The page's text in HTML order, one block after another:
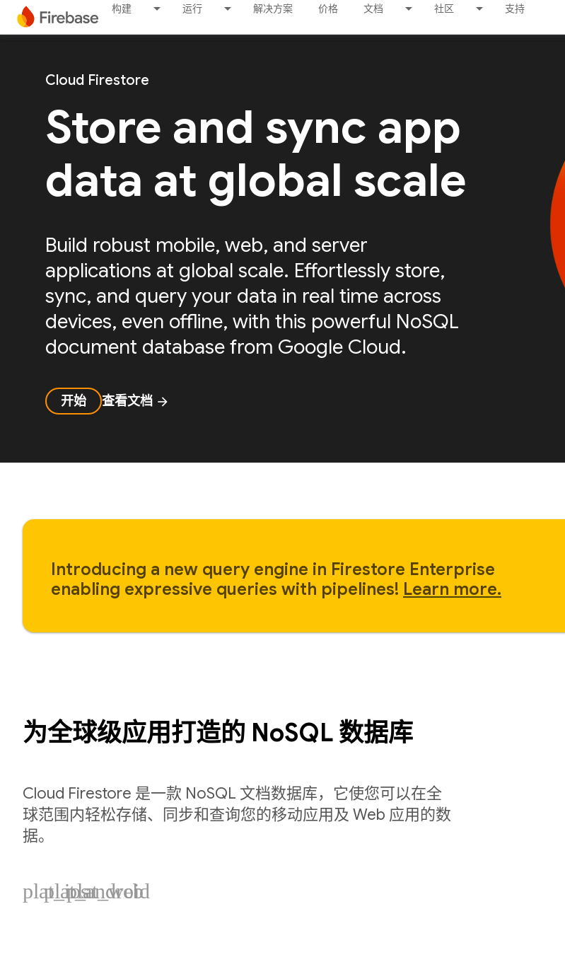
构建 运行 解决方案 价格 文档 社区 支持
Cloud Firestore
Store and sync app
data at global scale
Build robust mobile, web, and server
applications at global scale. Effortlessly store,
sync, and query your data in real time across
devices, even offline, with this powerful NoSQL
document database from Google Cloud.
开始 查看文档 arrow_forward
Introducing a new query engine in Firestore Enterprise
enabling expressive queries with pipelines! Learn more.
为全球级应用打造的 NoSQL 数据库
Cloud Firestore 是一款 NoSQL 文档数据库，它使您可以在全
球范围内轻松存储、同步和查询您的移动应用及 Web 应用的数
据。
plat_ios
plat_android
plat_web